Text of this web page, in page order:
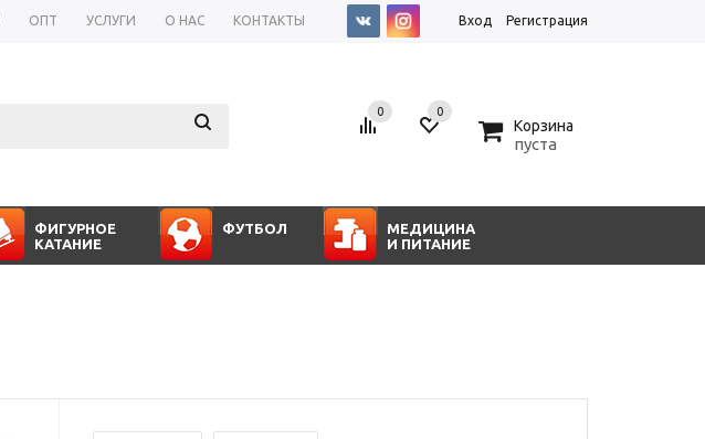
ОПТ УСЛУГИ О НАС КОНТАКТЫ Вход Регистрация
0 0
Корзина
пуста
ФИГУРНОЕ
КАТАНИЕ
ФУТБОЛ
МЕДИЦИНА
И ПИТАНИЕ